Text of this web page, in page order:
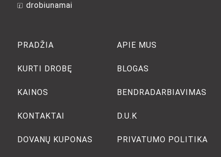
PRADŽIA
KURTI DROBĘ
KAINOS
KONTAKTAI
DOVANŲ KUPONAS
APIE MUS
BLOGAS
BENDRADARBIAVIMAS
D.U.K
PRIVATUMO POLITIKA
drobiunamai